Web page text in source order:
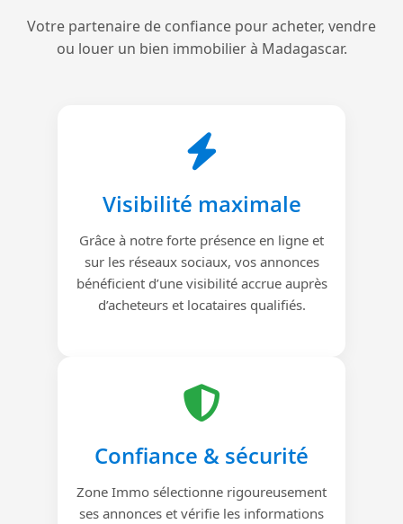
Votre partenaire de confiance pour acheter, vendre
ou louer un bien immobilier à Madagascar.
Visibilité maximale
Grâce à notre forte présence en ligne et
sur les réseaux sociaux, vos annonces
bénéficient d’une visibilité accrue auprès
d’acheteurs et locataires qualifiés.
Confiance & sécurité
Zone Immo sélectionne rigoureusement
ses annonces et vérifie les informations